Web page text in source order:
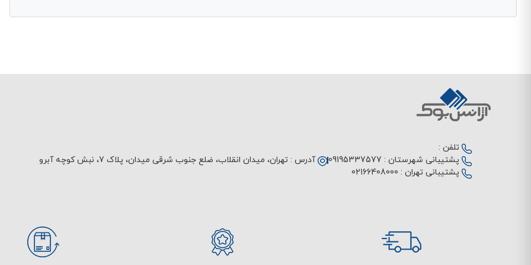
تلفن :
پشتیبانی شهرستان : 09195337577
پشتیبانی تهران : 02166408000
آدرس : تهران، میدان انقلاب، ضلع جنوب شرقی میدان، پلاک 7، نبش کوچه آبرو